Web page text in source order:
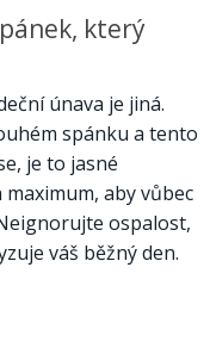
který
únava je jiná.
spánku a tento
je to jasné
aby vůbec
ospalost,
váš běžný den.